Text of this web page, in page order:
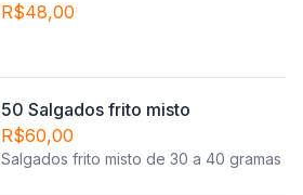
R$48,00
50 Salgados frito misto
R$60,00
Salgados frito misto de 30 a 40 gramas